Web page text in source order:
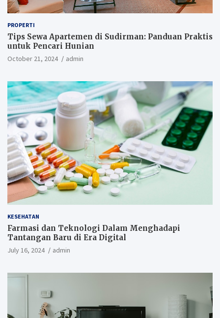
PROPERTI
Tips Sewa Apartemen di Sudirman: Panduan Praktis
untuk Pencari Hunian
October 21, 2024 admin
KESEHATAN
Farmasi dan Teknologi Dalam Menghadapi
Tantangan Baru di Era Digital
July 16, 2024 admin